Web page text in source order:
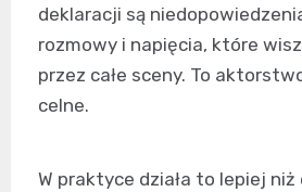
deklaracji są
rozmowy i napięcia, które
przez całe sceny. To
celne.
W praktyce działa to lepiej niż